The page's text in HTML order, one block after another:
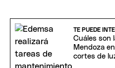
TE PUEDE
Cuáles son
Mendoza
cortes de